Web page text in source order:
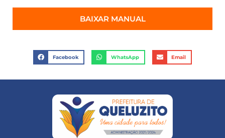
BAIXAR MANUAL
Facebook WhatsApp Email